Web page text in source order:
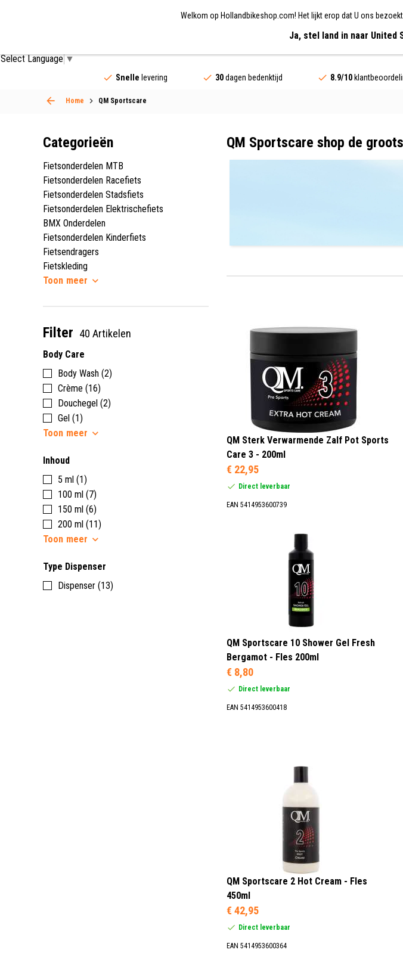
Fietsen Merken
Select Language▼
Welkom op Hollandbikeshop.com! Het lijkt erop dat U ons
Ja, stel land in naar United
Snelle levering 30dagen bedenktijd 8.9/10
Home QM Sportscare
Categorieën
Fietsonderdelen MTB
Fietsonderdelen Racefiets
Fietsonderdelen Stadsfiets
Fietsonderdelen Elektrischefiets
BMX Onderdelen
Fietsonderdelen Kinderfiets
Fietsendragers
Fietskleding
Toon meer
Filter 40 Artikelen
Body Care
Body Wash (2)
Crème (16)
Douchegel (2)
Gel (1)
Toon meer
Inhoud
5 ml (1)
100 ml (7)
150 ml (6)
200 ml (11)
Toon meer
Type Dispenser
Dispenser (13)
QM Sportscare shop de
QM Sterk Verwarmende Zalf Pot Sports
Care 3 - 200ml
€ 22,95
Direct leverbaar
EAN 5414953600739
QM Sportscare 10 Shower Gel Fresh
Bergamot - Fles 200ml
€ 8,80
Direct leverbaar
EAN 5414953600418
QM Sportscare 2 Hot Cream - Fles
450ml
€ 42,95
Direct leverbaar
EAN 5414953600364